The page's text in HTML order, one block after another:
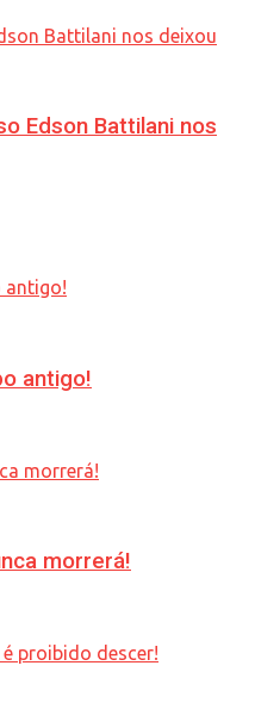
Edson Battilani nos
antigo!
morrerá!